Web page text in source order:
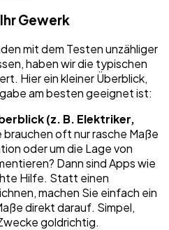
Gewerk
mit dem Testen unzähliger
haben wir die typischen
Hier ein kleiner Überblick,
am besten geeignet ist:
(z. B. Elektriker,
brauchen oft nur rasche Maße
oder um die Lage von
Dann sind Apps wie
Hilfe. Statt einen
machen Sie einfach ein
direkt darauf. Simpel,
goldrichtig.